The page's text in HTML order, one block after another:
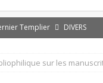
Templier
DIVERS
et la plateforme…
sur les